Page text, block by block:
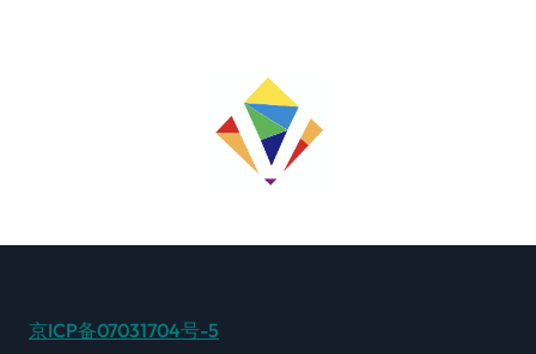
京ICP备07031704号-5